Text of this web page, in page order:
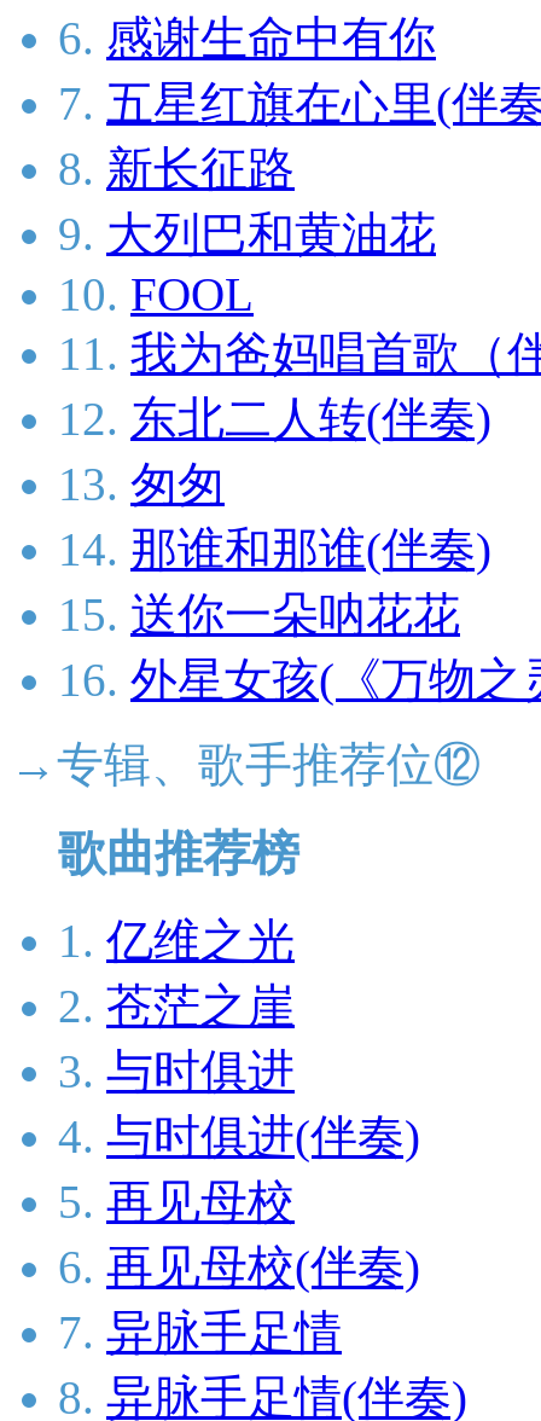
6. 感谢生命中有你
7. 五星红旗在心里(伴
8. 新长征路
9. 大列巴和黄油花
10. FOOL
11. 我为爸妈唱首歌（
12. 东北二人转(伴奏)
13. 匆匆
14. 那谁和那谁(伴奏)
15. 送你一朵呐花花
16. 外星女孩(《万物之
→专辑、歌手推荐位⑫
歌曲推荐榜
1. 亿维之光
2. 苍茫之崖
3. 与时俱进
4. 与时俱进(伴奏)
5. 再见母校
6. 再见母校(伴奏)
7. 异脉手足情
8. 异脉手足情(伴奏)